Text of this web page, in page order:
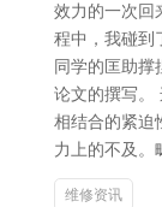
效力的一次回
程中，我碰到
同学的匡助撑
论文的撰写。
相结合的紧迫
力上的不及。
维修资讯